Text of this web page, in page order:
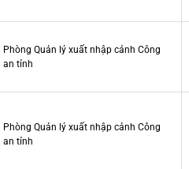
Phòng Quản lý xuất nhập cảnh Công
an tỉnh
Phòng Quản lý xuất nhập cảnh Công
an tỉnh